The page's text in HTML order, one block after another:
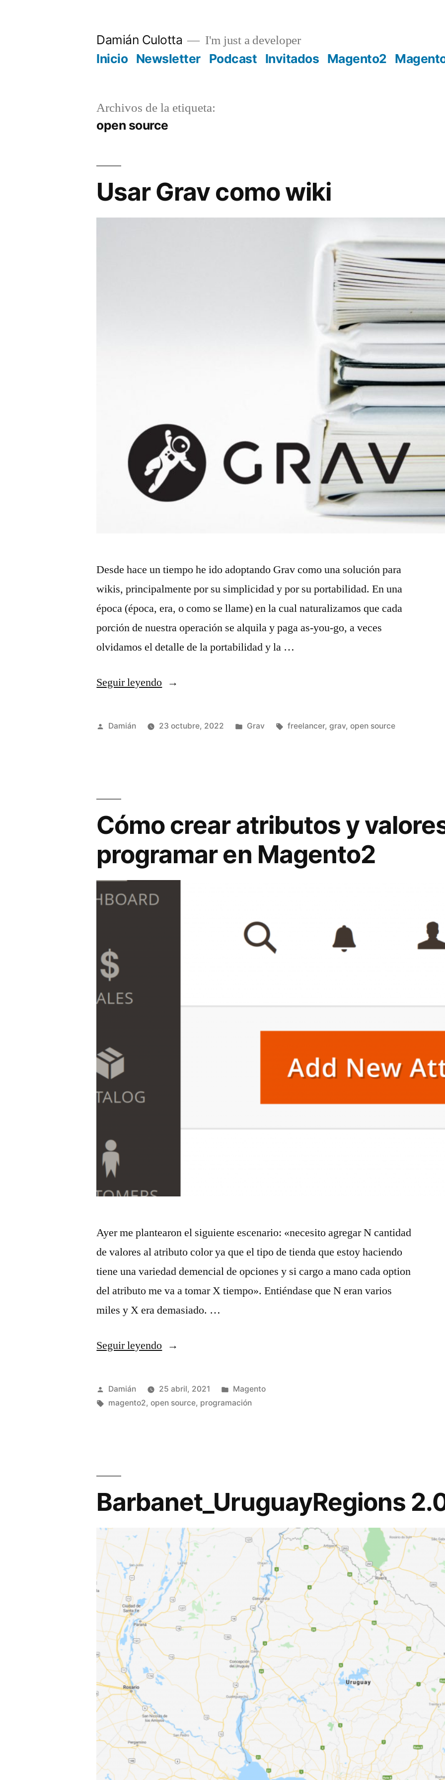
Damián Culotta I'm just a developer
Inicio Newsletter Podcast Invitados Magento2
Archivos de la etiqueta:
open source
Usar Grav como wiki
Desde hace un tiempo he ido adoptando Grav como una solución para
wikis, principalmente por su simplicidad y por su portabilidad. En una
época (época, era, o como se llame) en la cual naturalizamos que cada
porción de nuestra operación se alquila y paga as-you-go, a veces
olvidamos el detalle de la portabilidad y la …
Seguir leyendo«Usar
como
Publicado
Damián 23 octubre, 2022
Publicado
Grav Etiquetas:
freelancer, grav, open source
Cómo crear atributos y
programar en Magento2
Ayer me plantearon el siguiente escenario: «necesito agregar N cantidad
de valores al atributo color ya que el tipo de tienda que estoy haciendo
tiene una variedad demencial de opciones y si cargo a mano cada option
del atributo me va a tomar X tiempo». Entiéndase que N eran varios
miles y X era demasiado. …
Seguir leyendo«Cómo
atributos
y
Magento2»
Publicado
por
Damián 25 abril, 2021
Publicado
en
Magento
Etiquetas:
magento2,open source, programación
Barbanet_UruguayRegions